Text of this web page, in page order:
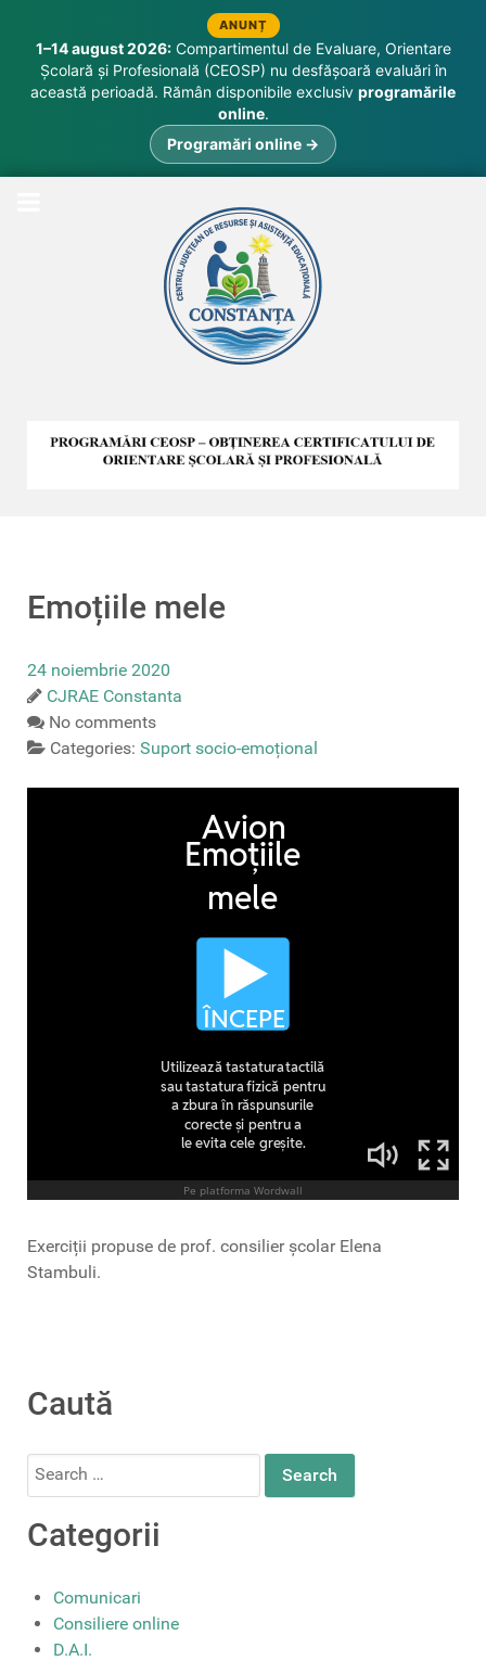
ANUNȚ
1–14 august 2026:Compartimentul de Evaluare, Orientare
Școlară și Profesională (CEOSP) nu desfășoară evaluări în
această perioadă. Rămân disponibile exclusiv programările
online.
Programări online →
Emoțiile mele
24 noiembrie 2020
CJRAE Constanta
No comments
Categories: Suport socio-emoțional
Exerciții propuse de prof. consilier școlar Elena
Stambuli.
Caută
Search
Categorii
Comunicari
Consiliere online
D.A.I.